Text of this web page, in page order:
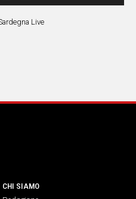
Live
CHI SIAMO